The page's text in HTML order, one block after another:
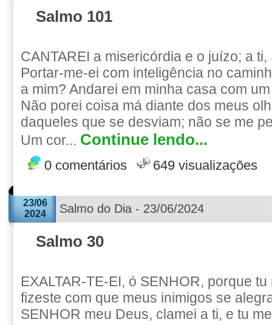
Salmo 101
CANTAREI a misericórdia e o juízo; a
Portar-me-ei com inteligência no
a mim? Andarei em minha casa com
Não porei coisa má diante dos meus
daqueles que se desviam; não se me
Um cor... Continue lendo...
0 comentários 649 visualizações
23/06
2024
Salmo do Dia - 23/06/2024
Salmo 30
EXALTAR-TE-EI, ó SENHOR, porque
fizeste com que meus inimigos se
SENHOR meu Deus, clamei a ti, e tu